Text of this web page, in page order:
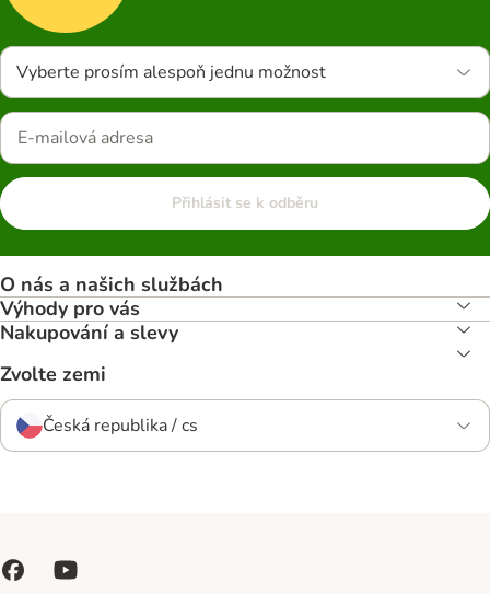
Vyberte prosím alespoň jednu možnost
Přihlásit se k odběru
O nás a našich službách
Výhody pro vás
Nakupování a slevy
Zvolte zemi
Česká republika / cs